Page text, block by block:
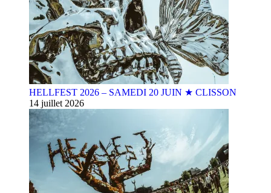
HELLFEST 2026 – SAMEDI 20 JUIN ★ CLISSON
14 juillet 2026